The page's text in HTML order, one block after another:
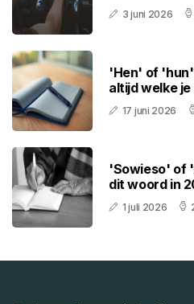
3 juni 2026
'Hen' of
altijd welke
17 juni 2026
'Sowieso' of
dit woord in
1 juli 2026